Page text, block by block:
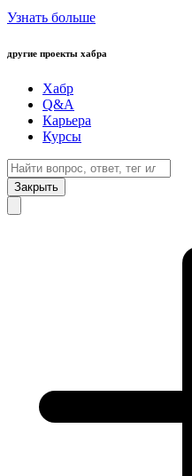
Узнать больше
другие проекты хабра
Хабр
Q&A
Карьера
Курсы
Закрыть